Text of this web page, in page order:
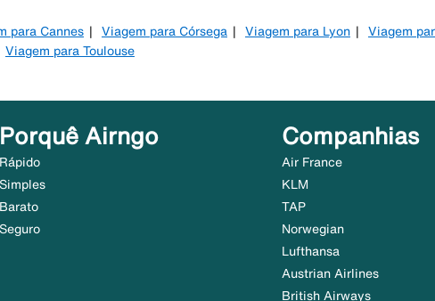
para Cannes Viagem para Córsega Viagem para Lyon Viagem
Viagem para Toulouse
Porquê Airngo
Rápido
Simples
Barato
Seguro
Companhias
Air France
KLM
TAP
Norwegian
Lufthansa
Austrian Airlines
British Airways